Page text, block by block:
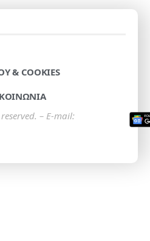
& COOKIES
– E-mail: